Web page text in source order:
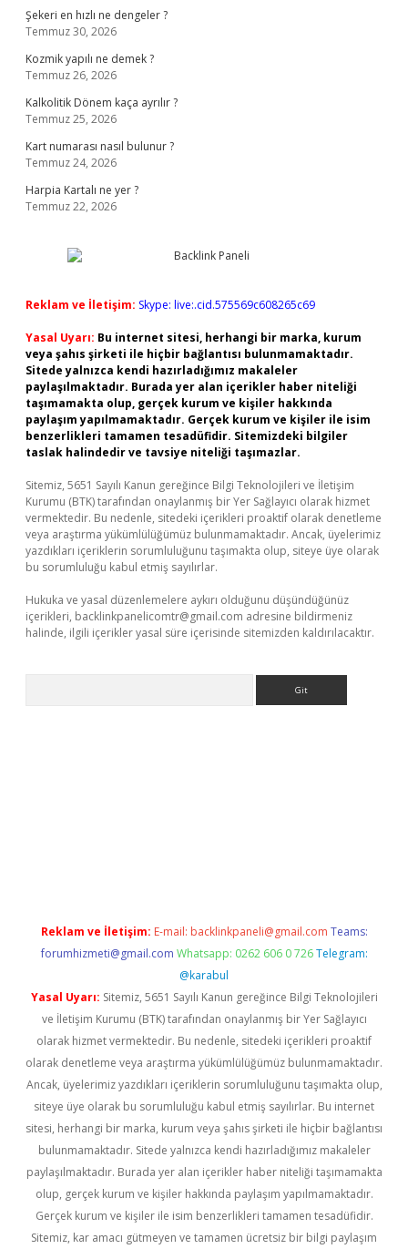
Şekeri en hızlı ne dengeler ?
Temmuz 30, 2026
Kozmik yapılı ne demek ?
Temmuz 26, 2026
Kalkolitik Dönem kaça ayrılır ?
Temmuz 25, 2026
Kart numarası nasıl bulunur ?
Temmuz 24, 2026
Harpia Kartalı ne yer ?
Temmuz 22, 2026
Reklam ve İletişim: Skype: live:.cid.575569c608265c69
Yasal Uyarı: Bu internet sitesi, herhangi bir marka, kurum
veya şahıs şirketi ile hiçbir bağlantısı bulunmamaktadır.
Sitede yalnızca kendi hazırladığımız makaleler
paylaşılmaktadır. Burada yer alan içerikler haber niteliği
taşımamakta olup, gerçek kurum ve kişiler hakkında
paylaşım yapılmamaktadır. Gerçek kurum ve kişiler ile isim
benzerlikleri tamamen tesadüfidir. Sitemizdeki bilgiler
taslak halindedir ve tavsiye niteliği taşımazlar.
Sitemiz, 5651 Sayılı Kanun gereğince Bilgi Teknolojileri ve İletişim
Kurumu (BTK) tarafından onaylanmış bir Yer Sağlayıcı olarak hizmet
vermektedir. Bu nedenle, sitedeki içerikleri proaktif olarak denetleme
veya araştırma yükümlülüğümüz bulunmamaktadır. Ancak, üyelerimiz
yazdıkları içeriklerin sorumluluğunu taşımakta olup, siteye üye olarak
bu sorumluluğu kabul etmiş sayılırlar.
Hukuka ve yasal düzenlemelere aykırı olduğunu düşündüğünüz
içerikleri, backlinkpanelicomtr@gmail.com adresine bildirmeniz
halinde, ilgili içerikler yasal süre içerisinde sitemizden kaldırılacaktır.
Reklam ve İletişim: E-mail: backlinkpaneli@gmail.com Teams:
forumhizmeti@gmail.com Whatsapp: 0262 606 0 726 Telegram:
@karabul
Yasal Uyarı: Sitemiz, 5651 Sayılı Kanun gereğince Bilgi Teknolojileri
ve İletişim Kurumu (BTK) tarafından onaylanmış bir Yer Sağlayıcı
olarak hizmet vermektedir. Bu nedenle, sitedeki içerikleri proaktif
olarak denetleme veya araştırma yükümlülüğümüz bulunmamaktadır.
Ancak, üyelerimiz yazdıkları içeriklerin sorumluluğunu taşımakta olup,
siteye üye olarak bu sorumluluğu kabul etmiş sayılırlar. Bu internet
sitesi, herhangi bir marka, kurum veya şahıs şirketi ile hiçbir bağlantısı
bulunmamaktadır. Sitede yalnızca kendi hazırladığımız makaleler
paylaşılmaktadır. Burada yer alan içerikler haber niteliği taşımamakta
olup, gerçek kurum ve kişiler hakkında paylaşım yapılmamaktadır.
Gerçek kurum ve kişiler ile isim benzerlikleri tamamen tesadüfidir.
Sitemiz, kar amacı gütmeyen ve tamamen ücretsiz bir bilgi paylaşım